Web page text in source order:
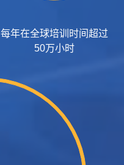
每年在全球培训时间超过
50万小时